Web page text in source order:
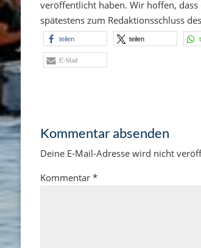
veröffentlicht haben. Wir hoffen, dass
spätestens zum Redaktionsschluss
teilen teilen
E-Mail
Kommentar absenden
Deine E-Mail-Adresse wird nicht
Kommentar *